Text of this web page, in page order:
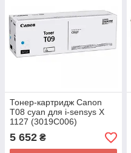
Тонер-картридж Canon
T08 cyan для i-sensys X
1127 (3019C006)
5 652 ₴